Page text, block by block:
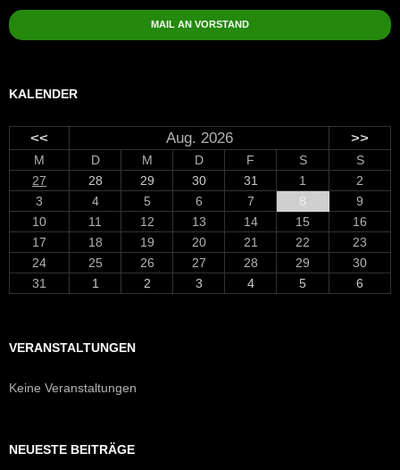
MAIL AN VORSTAND
KALENDER
<< Aug. 2026 >>
M D M D F S
S
27
28 29 30 31 1
2
3
4 5 6 7 8
9
10
11 12 13 14 15
16
17
18 19 20 21 22
23
24
25 26 27 28 29
30
31
1 2 3 4 5 6
VERANSTALTUNGEN
Keine Veranstaltungen
NEUESTE BEITRÄGE